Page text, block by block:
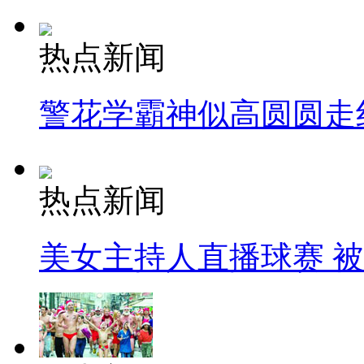
热点新闻
警花学霸神似高圆圆走
热点新闻
美女主持人直播球赛